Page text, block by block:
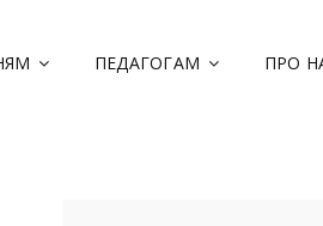
ПЕДАГОГАМ ПРО